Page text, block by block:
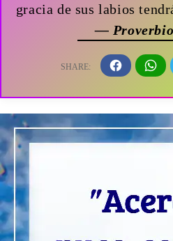
gracia de sus labios
—